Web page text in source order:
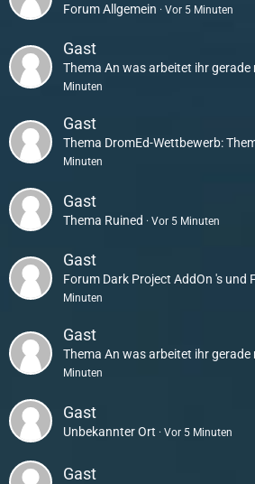
ForumAllgemein Vor 5 Minuten
Gast
Thema An was arbeitet ihr gerade
Minuten
Gast
Thema DromEd-Wettbewerb:
Minuten
Gast
Thema Ruined Vor 5 Minuten
Gast
Forum Dark Project AddOn 's und
Minuten
Gast
Thema An was arbeitet ihr gerade
Minuten
Gast
Unbekannter Ort Vor 5 Minuten
Gast